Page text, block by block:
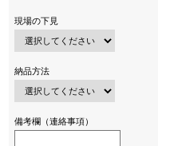
現場の下見
納品方法
備考欄（連絡事項）